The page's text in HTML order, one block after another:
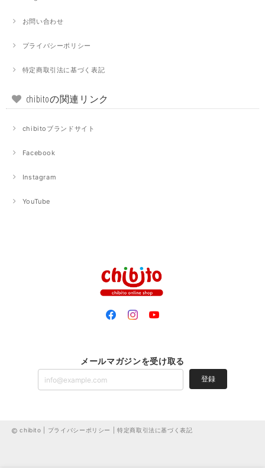
お問い合わせ
プライバシーポリシー
特定商取引法に基づく表記
chibitoの関連リンク
chibitoブランドサイト
Facebook
Instagram
YouTube
メールマガジンを受け取る
登録
chibito | プライバシーポリシー |特定商取引法に基づく表記